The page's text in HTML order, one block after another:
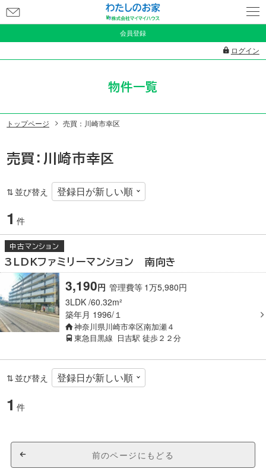
会員登録
ログイン
問
い
合
物件一覧
トップページ 売買：川崎市幸区
売買：川崎市幸区
並び替え
1 件
中古マンション
3LDKファミリーマンション 南向き
3LDK 60.32m²
築年月 1996/１
神奈川県川崎市幸区南加瀬４
東急目黒線 日吉駅 徒歩２２分
3,190円 管理費等 1万5,980円
並び替え
1 件
前のページにもどる